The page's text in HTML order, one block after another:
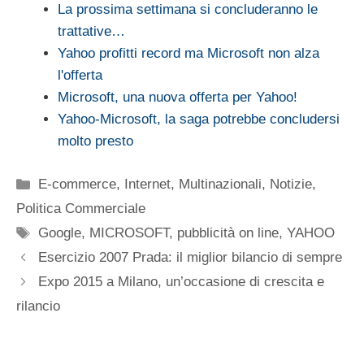
La prossima settimana si concluderanno le
trattative…
Yahoo profitti record ma Microsoft non alza
l'offerta
Microsoft, una nuova offerta per Yahoo!
Yahoo-Microsoft, la saga potrebbe concludersi
molto presto
Categorie
E-commerce, Internet, Multinazionali, Notizie,
Politica Commerciale
Tag
Google, MICROSOFT, pubblicità on line,YAHOO
Esercizio 2007 Prada: il miglior bilancio di sempre
Expo 2015 a Milano, un’occasione di crescita e
rilancio